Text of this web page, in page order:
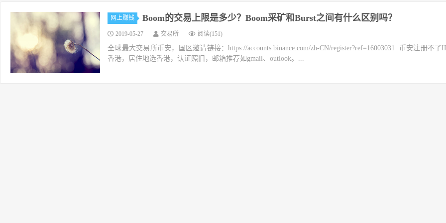
网上赚钱 Boom的交易上限是多少？Boom采矿和Burst之间有什么区别吗？
2019-05-27 交易所 阅读(151)
全球最大交易所币安，国区邀请链接：https://accounts.binance.com/zh-CN/register?ref=16003031 币安注册不了
香港，居住地选香港，认证照旧，邮箱推荐如gmail、outlook。...